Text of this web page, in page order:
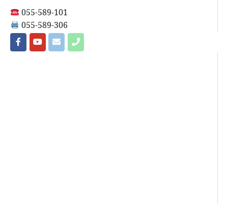
055-589-101
055-589-306